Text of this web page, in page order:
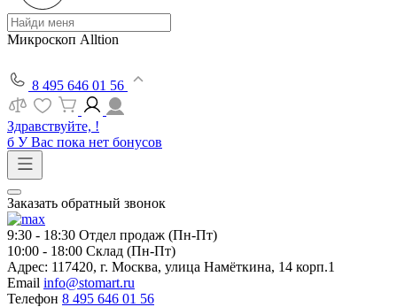
Микроскоп Alltion
8 495 646 01 56
Здравствуйте, !
б У Вас пока нет бонусов
Заказать обратный звонок
9:30 - 18:30 Отдел продаж (Пн-Пт)
10:00 - 18:00 Склад (Пн-Пт)
Адрес: 117420, г. Москва, улица Намёткина, 14 корп.1
Email info@stomart.ru
Телефон 8 495 646 01 56